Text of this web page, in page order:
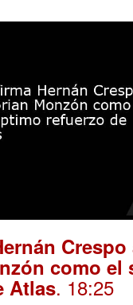
Crespo
como el
Atlas. 18:25